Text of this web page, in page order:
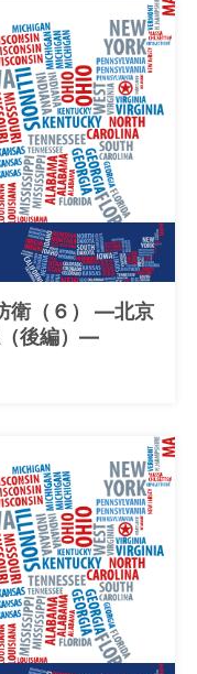
衛（６） ―北京
（後編）―